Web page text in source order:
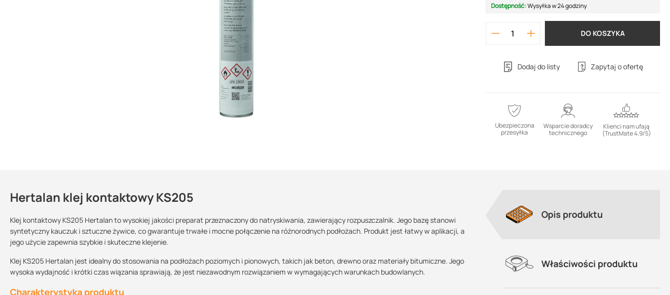
Dostępność:Wysyłka w 24 godziny
DO KOSZYKA
Dodaj do listy Zapytaj o ofertę
Ubezpieczona
przesyłka
Wsparcie doradcy
technicznego
Klienci nam ufają
(TrustMate 4.9/5)
Hertalan klej kontaktowy KS205
Klej kontaktowy KS205 Hertalan to wysokiej jakości preparat przeznaczony do natryskiwania, zawierający rozpuszczalnik. Jego bazę stanowi
syntetyczny kauczuk i sztuczne żywice, co gwarantuje trwałe i mocne połączenie na różnorodnych podłożach. Produkt jest łatwy w aplikacji, a
jego użycie zapewnia szybkie i skuteczne klejenie.
Klej KS205 Hertalan jest idealny do stosowania na podłożach poziomych i pionowych, takich jak beton, drewno oraz materiały bitumiczne. Jego
wysoka wydajność i krótki czas wiązania sprawiają, że jest niezawodnym rozwiązaniem w wymagających warunkach budowlanych.
Charakterystyka produktu
Sprzedajemy na:
sztuki
Kontakt
Maszy pytania lub wątpliwości?
Opis produktu
Właściwości produktu